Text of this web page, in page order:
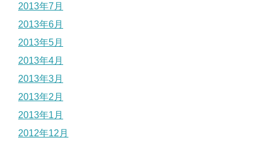
2013年7月
2013年6月
2013年5月
2013年4月
2013年3月
2013年2月
2013年1月
2012年12月